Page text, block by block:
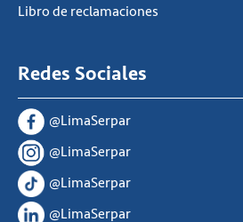
Libro de reclamaciones
Redes Sociales
@LimaSerpar
@LimaSerpar
@LimaSerpar
@LimaSerpar